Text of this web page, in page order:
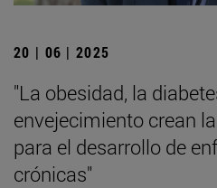
20 | 06 | 2025
"La obesidad, la
envejecimiento crean
para el desarrollo de
crónicas"